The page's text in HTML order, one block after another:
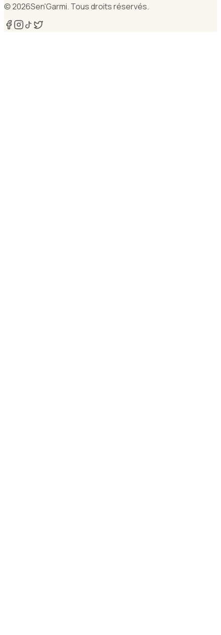
©2026Sen'Garmi. Tous droits réservés.